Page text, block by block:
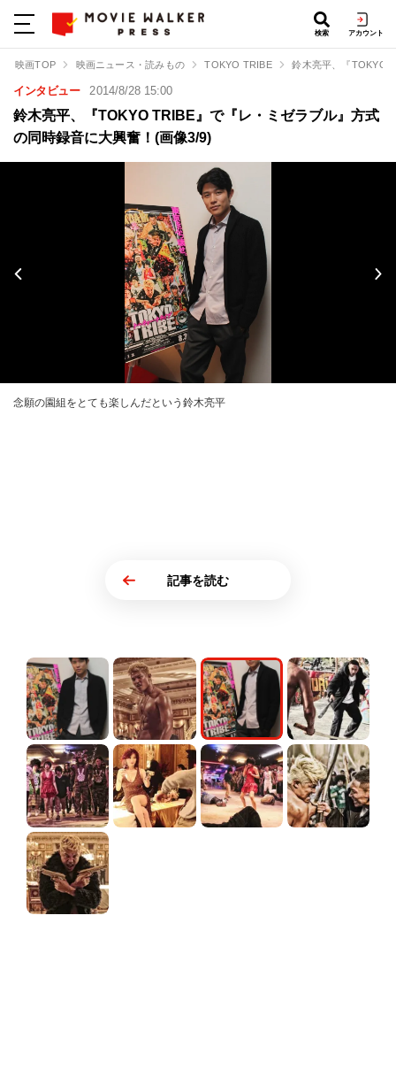
検索 アカウント
映画TOP 映画ニュース・読みもの TOKYO TRIBE 鈴木亮平、『TOKYO
インタビュー 2014/8/28 15:00
鈴木亮平、『TOKYO TRIBE』で『レ・ミゼラブル』方式
の同時録音に大興奮！(画像3/9)
念願の園組をとても楽しんだという鈴木亮平
記事を読む